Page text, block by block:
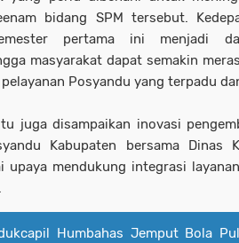
bidang SPM tersebut.
pertama ini menjadi
masyarakat dapat semakin
Posyandu yang terpadu
juga disampaikan inovasi
Kabupaten bersama Dinas
upaya mendukung integrasi
Humbahas Jemput Bola